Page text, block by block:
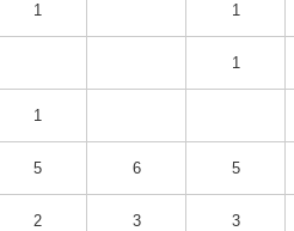
1 1
1
1
5 6 5
2 3 3